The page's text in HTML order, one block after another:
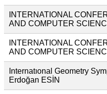
INTERNATIONAL
AND COMPUTER
INTERNATIONAL
AND COMPUTER
Internatıonal Geometry
Erdoğan ESİN